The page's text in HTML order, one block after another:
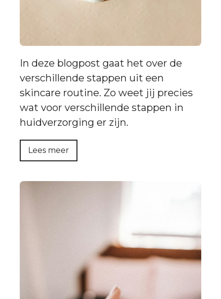
In deze blogpost gaat het over de
verschillende stappen uit een
skincare routine. Zo weet jij precies
wat voor verschillende stappen in
huidverzorging er zijn.
Lees meer